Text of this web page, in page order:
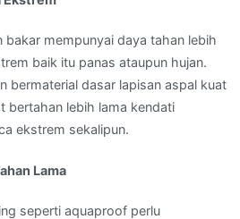
bakar mempunyai daya tahan lebih
baik itu panas ataupun hujan.
bermaterial dasar lapisan aspal kuat
bertahan lebih lama kendati
ekstrem sekalipun.
Lama
seperti aquaproof perlu